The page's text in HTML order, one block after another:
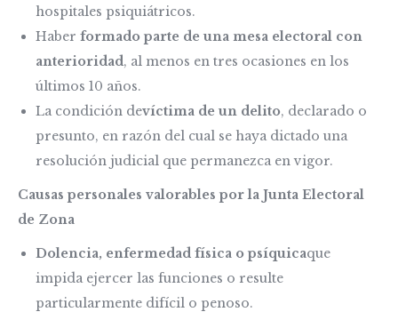
hospitales psiquiátricos.
Haber formado parte de una mesa electoral con
anterioridad, al menos en tres ocasiones en los
últimos 10 años.
La condición devíctima de un delito, declarado o
presunto, en razón del cual se haya dictado una
resolución judicial que permanezca en vigor.
Causas personales valorables por la Junta Electoral
de Zona
Dolencia, enfermedad física o psíquicaque
impida ejercer las funciones o resulte
particularmente difícil o penoso.